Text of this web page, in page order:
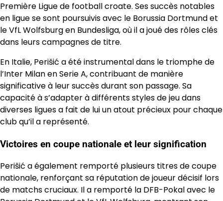
Première Ligue de football croate. Ses succès notables
en ligue se sont poursuivis avec le Borussia Dortmund et
le VfL Wolfsburg en Bundesliga, où il a joué des rôles clés
dans leurs campagnes de titre.
En Italie, Perišić a été instrumental dans le triomphe de
l’Inter Milan en Serie A, contribuant de manière
significative à leur succès durant son passage. Sa
capacité à s’adapter à différents styles de jeu dans
diverses ligues a fait de lui un atout précieux pour chaque
club qu’il a représenté.
Victoires en coupe nationale et leur signification
Perišić a également remporté plusieurs titres de coupe
nationale, renforçant sa réputation de joueur décisif lors
de matchs cruciaux. Il a remporté la DFB-Pokal avec le